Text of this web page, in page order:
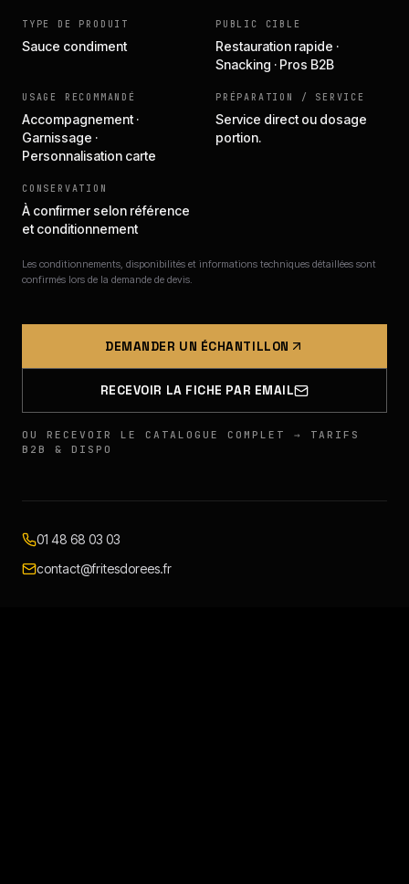
TYPE DE PRODUIT
Sauce condiment
PUBLIC CIBLE
Restauration rapide ·
Snacking · Pros B2B
USAGE RECOMMANDÉ
Accompagnement ·
Garnissage ·
Personnalisation carte
PRÉPARATION / SERVICE
Service direct ou dosage
portion.
CONSERVATION
À confirmer selon référence
et conditionnement
Les conditionnements, disponibilités et informations techniques détaillées sont
confirmés lors de la demande de devis.
DEMANDER UN ÉCHANTILLON
RECEVOIR LA FICHE PAR EMAIL
OU RECEVOIR LE CATALOGUE COMPLET → TARIFS
B2B & DISPO
01 48 68 03 03
contact@fritesdorees.fr